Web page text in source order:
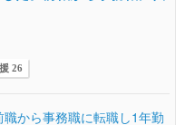
26
から事務職に転職し1年勤